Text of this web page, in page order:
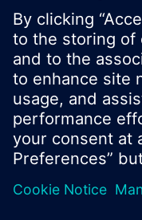
© Siemens
Portfolio výrobků a